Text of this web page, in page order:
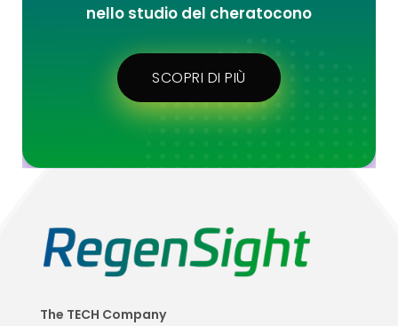
nello studio del cheratocono
SCOPRI DI PIÙ
The TECH Company